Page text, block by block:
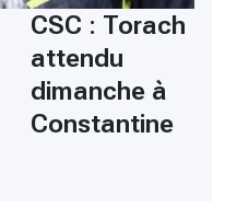
CSC : Torach
attendu
dimanche à
Constantine